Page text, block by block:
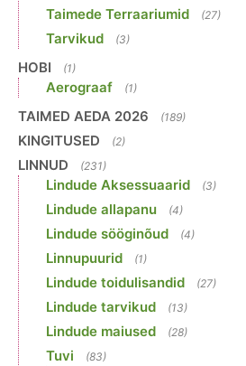
Taimede Terraariumid (27)
Tarvikud (3)
HOBI (1)
Aerograaf (1)
TAIMED AEDA 2026 (189)
KINGITUSED (2)
LINNUD (231)
Lindude Aksessuaarid (3)
Lindude allapanu (4)
Lindude sööginõud (4)
Linnupuurid (1)
Lindude toidulisandid (27)
Lindude tarvikud (13)
Lindude maiused (28)
Tuvi (83)